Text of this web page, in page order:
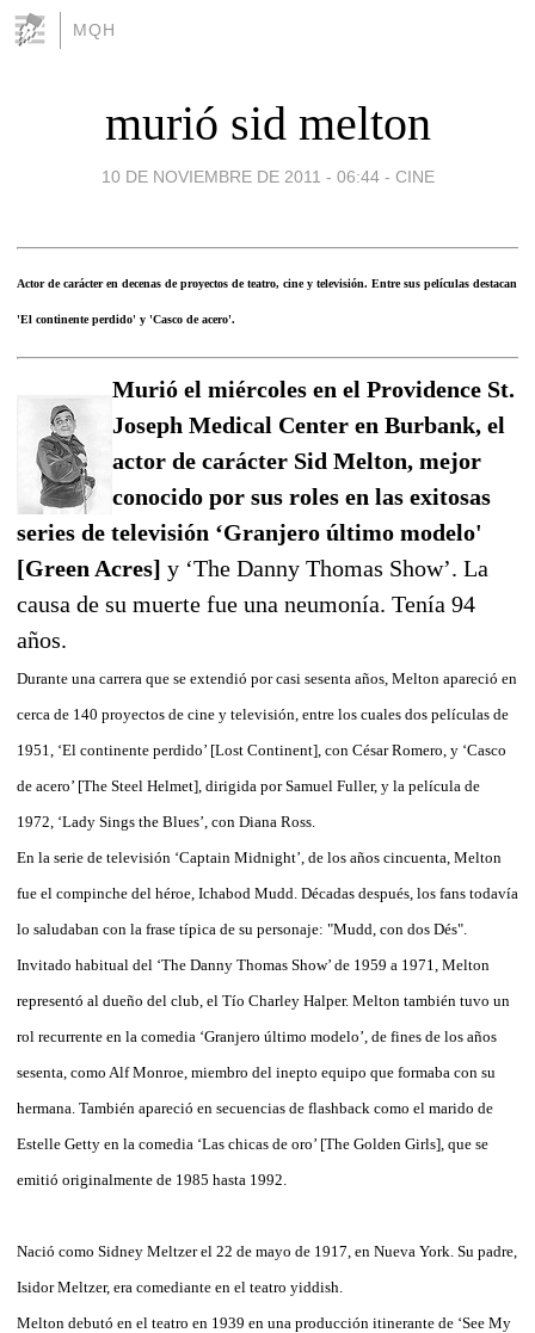
MQH
murió sid melton
10 DE NOVIEMBRE DE 2011 - 06:44 - CINE
Actor de carácter en decenas de proyectos de teatro, cine y televisión. Entre sus películas destacan
'El continente perdido' y 'Casco de acero'.
Murió el miércoles en el Providence St.
Joseph Medical Center en Burbank, el
actor de carácter Sid Melton, mejor
conocido por sus roles en las exitosas
series de televisión ‘Granjero último modelo'
[Green Acres] y ‘The Danny Thomas Show’. La
causa de su muerte fue una neumonía. Tenía 94
años.
Durante una carrera que se extendió por casi sesenta años, Melton apareció en
cerca de 140 proyectos de cine y televisión, entre los cuales dos películas de
1951, ‘El continente perdido’ [Lost Continent], con César Romero, y ‘Casco
de acero’ [The Steel Helmet], dirigida por Samuel Fuller, y la película de
1972, ‘Lady Sings the Blues’, con Diana Ross.
En la serie de televisión ‘Captain Midnight’, de los años cincuenta, Melton
fue el compinche del héroe, Ichabod Mudd. Décadas después, los fans todavía
lo saludaban con la frase típica de su personaje: "Mudd, con dos Dés".
Invitado habitual del ‘The Danny Thomas Show’ de 1959 a 1971, Melton
representó al dueño del club, el Tío Charley Halper. Melton también tuvo un
rol recurrente en la comedia ‘Granjero último modelo’, de fines de los años
sesenta, como Alf Monroe, miembro del inepto equipo que formaba con su
hermana. También apareció en secuencias de flashback como el marido de
Estelle Getty en la comedia ‘Las chicas de oro’ [The Golden Girls], que se
emitió originalmente de 1985 hasta 1992.
Nació como Sidney Meltzer el 22 de mayo de 1917, en Nueva York. Su padre,
Isidor Meltzer, era comediante en el teatro yiddish.
Melton debutó en el teatro en 1939 en una producción itinerante de ‘See My